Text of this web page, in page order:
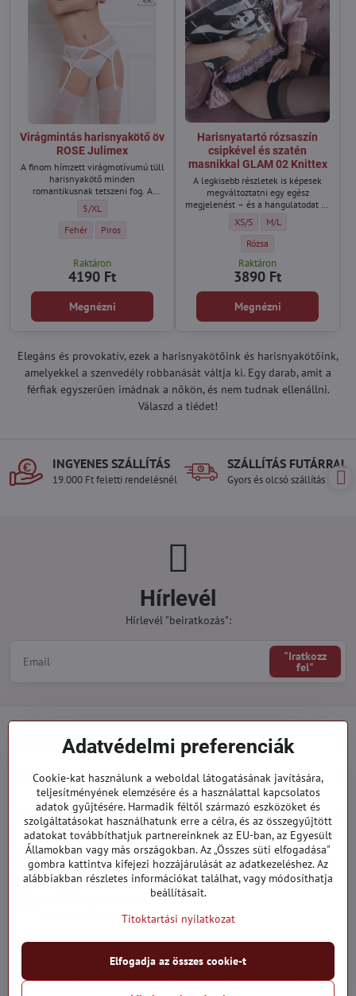
Virágmintás harisnyakötő öv
ROSE Julimex
A finom hímzett virágmotívumú tüll
harisnyakötő minden
romantikusnak tetszeni fog. A
tetejét egy kis masni, az alját pedig
egy lapos díszszegély fejezi be.
Állítható harisnyakötő pántok és
Virágmintás harisnyakötő öv ROSE Julimex - Méret:
5/XL
Virágmintás harisnyakötő öv ROSE Julimex - Szín:
Fehér Virágmintás harisnyakötő öv ROSE Julimex - Szín:
Piros
Raktáron
4190 Ft
Megnézni
Harisnyatartó rózsaszín
csipkével és szatén
masnikkal GLAM 02 Knittex
A legkisebb részletek is képesek
megváltoztatni egy egész
megjelenést – és a hangulatodat is.
A Knittex GLAM 02 harisnyatartó
rózsaszín csipkével és szatén
masnikkal elegáns választás
növeli az önbizalmadat.
Harisnyatartó rózsaszín
XS/S Harisnyatartó
M/L
Harisnyatartó rózsaszín
Rózsa
Raktáron
3890 Ft
Megnézni
Elegáns és provokatív, ezek a harisnyakötőink és harisnyakötőink,
amelyekkel a szenvedély robbanását váltja ki. Egy darab, amit a
férfiak egyszerűen imádnak a nőkön, és nem tudnak ellenállni.
Válaszd a tiédet!
INGYENES SZÁLLÍTÁS
19.000 Ft feletti rendelésnél
SZÁLLÍTÁS FUTÁRRAL
Gyors és olcsó szállítás
Hírlevél
Hírlevél "beiratkozás":
"Iratkozz
fel"
Minden a vásárlásról
Megrendelések
Kategóriák
919 060 751
Hétfő - Péntek: 09:00 - 15:00 hod.
Adatvédelmi preferenciák
Cookie-kat használunk a weboldal látogatásának javítására,
teljesítményének elemzésére és a használattal kapcsolatos
adatok gyűjtésére. Harmadik féltől származó eszközöket és
szolgáltatásokat használhatunk erre a célra, és az összegyűjtött
adatokat továbbíthatjuk partnereinknek az EU-ban, az Egyesült
Államokban vagy más országokban. Az „Összes süti elfogadása"
gombra kattintva kifejezi hozzájárulását az adatkezeléshez. Az
alábbiakban részletes információkat találhat, vagy módosíthatja
beállításait.
Titoktartási nyilatkozat
Elfogadja az összes cookie-t